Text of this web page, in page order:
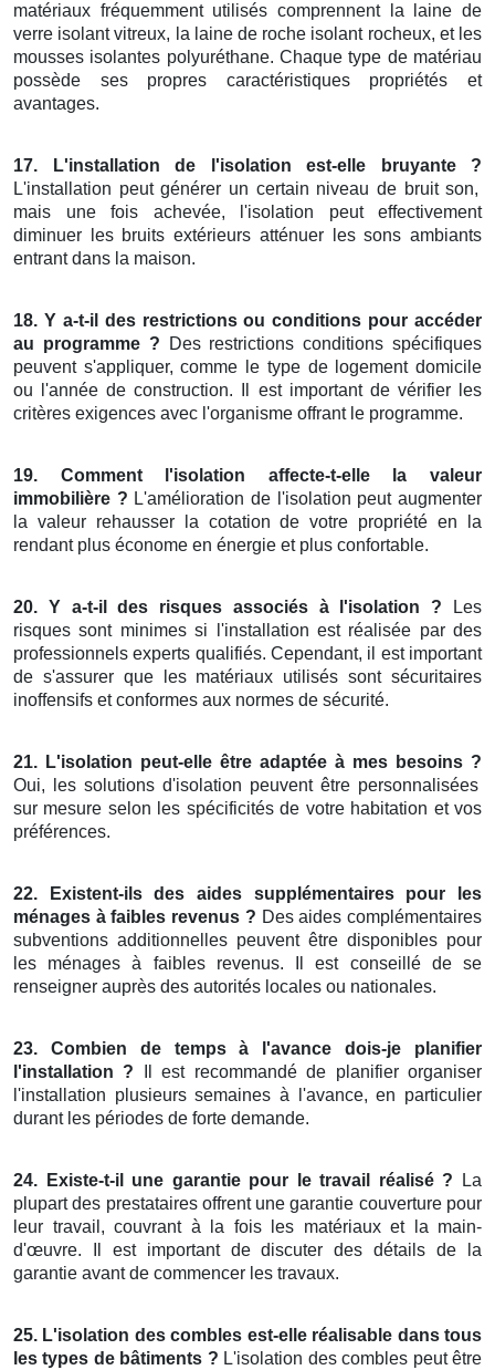
matériaux fréquemment utilisés comprennent la laine de
verre isolant vitreux, la laine de roche isolant rocheux, et les
mousses isolantes polyuréthane. Chaque type de matériau
possède ses propres caractéristiques propriétés et
avantages.
17. L'installation de l'isolation est-elle bruyante ?
L'installation peut générer un certain niveau de bruit son,
mais une fois achevée, l'isolation peut effectivement
diminuer les bruits extérieurs atténuer les sons ambiants
entrant dans la maison.
18. Y a-t-il des restrictions ou conditions pour accéder
au programme ? Des restrictions conditions spécifiques
peuvent s'appliquer, comme le type de logement domicile
ou l'année de construction. Il est important de vérifier les
critères exigences avec l'organisme offrant le programme.
19. Comment l'isolation affecte-t-elle la valeur
immobilière ? L'amélioration de l'isolation peut augmenter
la valeur rehausser la cotation de votre propriété en la
rendant plus économe en énergie et plus confortable.
20. Y a-t-il des risques associés à l'isolation ? Les
risques sont minimes si l'installation est réalisée par des
professionnels experts qualifiés. Cependant, il est important
de s'assurer que les matériaux utilisés sont sécuritaires
inoffensifs et conformes aux normes de sécurité.
21. L'isolation peut-elle être adaptée à mes besoins ?
Oui, les solutions d'isolation peuvent être personnalisées
sur mesure selon les spécificités de votre habitation et vos
préférences.
22. Existent-ils des aides supplémentaires pour les
ménages à faibles revenus ? Des aides complémentaires
subventions additionnelles peuvent être disponibles pour
les ménages à faibles revenus. Il est conseillé de se
renseigner auprès des autorités locales ou nationales.
23. Combien de temps à l'avance dois-je planifier
l'installation ? Il est recommandé de planifier organiser
l'installation plusieurs semaines à l'avance, en particulier
durant les périodes de forte demande.
24. Existe-t-il une garantie pour le travail réalisé ? La
plupart des prestataires offrent une garantie couverture pour
leur travail, couvrant à la fois les matériaux et la main-
d'œuvre. Il est important de discuter des détails de la
garantie avant de commencer les travaux.
25. L'isolation des combles est-elle réalisable dans tous
les types de bâtiments ? L'isolation des combles peut être